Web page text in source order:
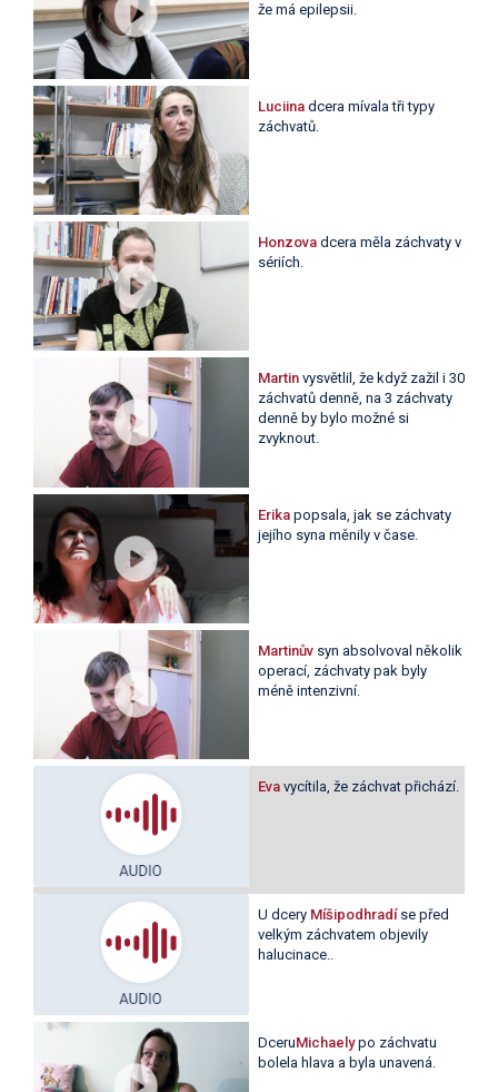
že má epilepsii.
Luciina dcera mívala tři typy
záchvatů.
Honzova dcera měla záchvaty v
sériích.
Martin vysvětlil, že když zažil i 30
záchvatů denně, na 3 záchvaty
denně by bylo možné si
zvyknout.
Erika popsala, jak se záchvaty
jejího syna měnily v čase.
Martinův syn absolvoval několik
operací, záchvaty pak byly
méně intenzivní.
Eva vycítila, že záchvat přichází.
U dcery Míšipodhradíse před
velkým záchvatem objevily
halucinace..
DceruMichaelypo záchvatu
bolela hlava a byla unavená.